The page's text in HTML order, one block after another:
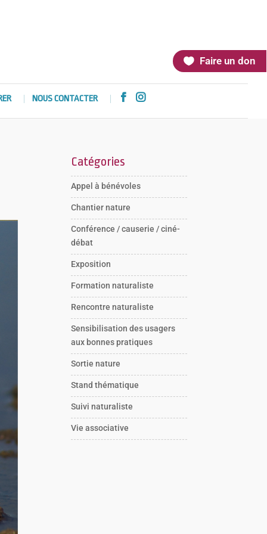
Faire un don
NOUS CONTACTER  
Catégories
Appel à bénévoles
Chantier nature
Conférence / causerie / ciné-
débat
Exposition
Formation naturaliste
Rencontre naturaliste
Sensibilisation des usagers
aux bonnes pratiques
Sortie nature
Stand thématique
Suivi naturaliste
Vie associative